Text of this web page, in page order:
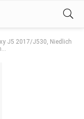
J5 2017/J530, Niedlich